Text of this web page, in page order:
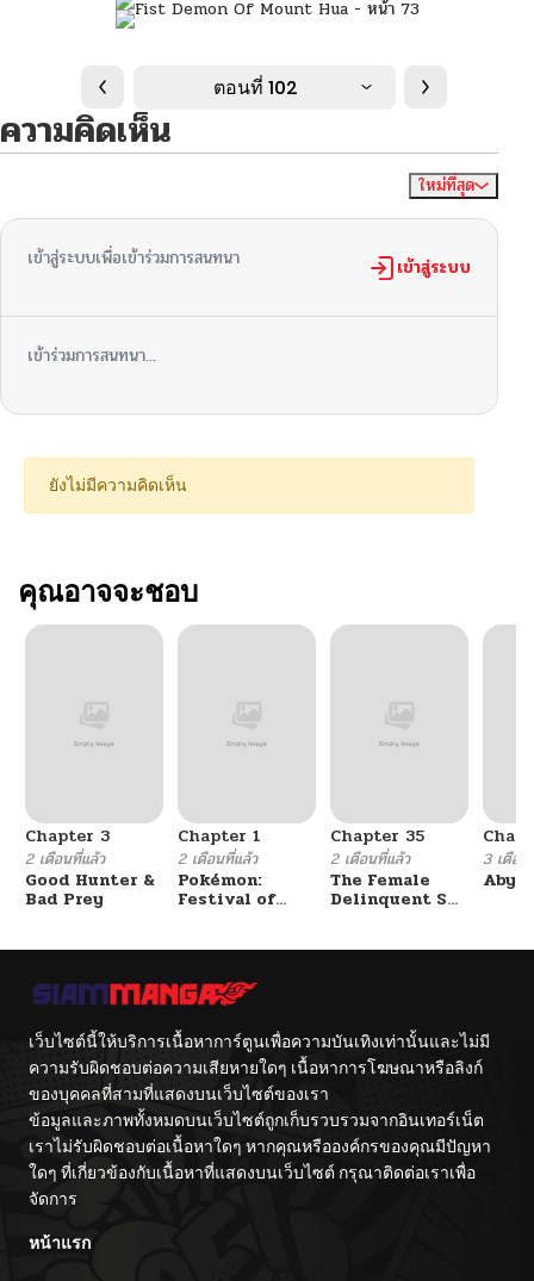
ตอนที่ 102
ความคิดเห็น
ใหม่ที่สุด
เข้าสู่ระบบเพื่อเข้าร่วมการสนทนา เข้าสู่ระบบ
เข้าร่วมการสนทนา...
ยังไม่มีความคิดเห็น
คุณอาจจะชอบ
Chapter 3
2 เดือนที่แล้ว
Good Hunter &
Bad Prey
Chapter 1
2 เดือนที่แล้ว
Pokémon:
Festival of
Chapter 35
2 เดือนที่แล้ว
The Female
Delinquent Set
3 เดือน
เว็บไซต์นี้ให้บริการเนื้อหาการ์ตูนเพื่อความบันเทิงเท่านั้นและไม่มี
ความรับผิดชอบต่อความเสียหายใดๆ เนื้อหาการโฆษณาหรือลิงก์
ของบุคคลที่สามที่แสดงบนเว็บไซต์ของเรา
ข้อมูลและภาพทั้งหมดบนเว็บไซต์ถูกเก็บรวบรวมจากอินเทอร์เน็ต
เราไม่รับผิดชอบต่อเนื้อหาใดๆ หากคุณหรือองค์กรของคุณมีปัญหา
ใดๆ ที่เกี่ยวข้องกับเนื้อหาที่แสดงบนเว็บไซต์ กรุณาติดต่อเราเพื่อ
จัดการ
หน้าแรก